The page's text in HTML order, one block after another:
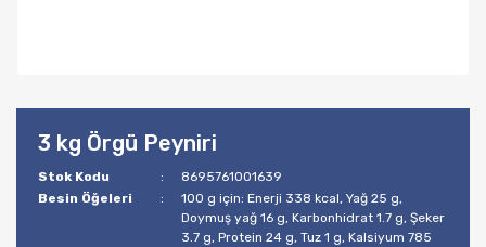
3 kg Örgü Peyniri
Stok Kodu
8695761001639
Besin Öğeleri
100 g için: Enerji 338 kcal, Yağ 25 g,
Doymuş yağ 16 g, Karbonhidrat 1.7 g, Şeker
3.7 g, Protein 24 g, Tuz 1 g, Kalsiyum 785